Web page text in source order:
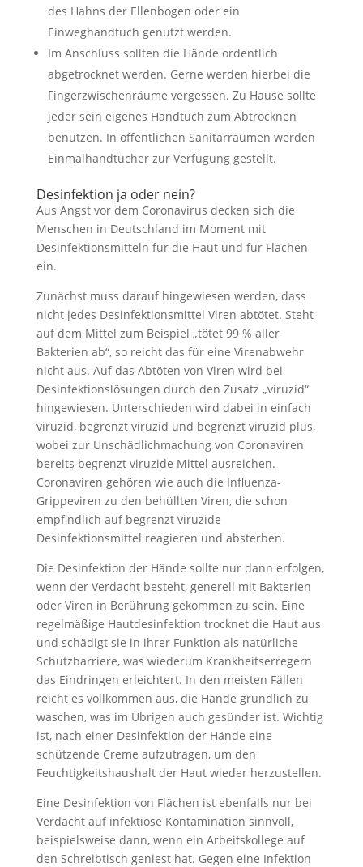
des Hahns der Ellenbogen oder ein
Einweghandtuch genutzt werden.
Im Anschluss sollten die Hände ordentlich
abgetrocknet werden. Gerne werden hierbei die
Fingerzwischenräume vergessen. Zu Hause sollte
jeder sein eigenes Handtuch zum Abtrocknen
benutzen. In öffentlichen Sanitärräumen werden
Einmalhandtücher zur Verfügung gestellt.
Desinfektion ja oder nein?
Aus Angst vor dem Coronavirus decken sich die
Menschen in Deutschland im Moment mit
Desinfektionsmitteln für die Haut und für Flächen
ein.
Zunächst muss darauf hingewiesen werden, dass
nicht jedes Desinfektionsmittel Viren abtötet. Steht
auf dem Mittel zum Beispiel „tötet 99 % aller
Bakterien ab“, so reicht das für eine Virenabwehr
nicht aus. Auf das Abtöten von Viren wird bei
Desinfektionslösungen durch den Zusatz „viruzid“
hingewiesen. Unterschieden wird dabei in einfach
viruzid, begrenzt viruzid und begrenzt viruzid plus,
wobei zur Unschädlichmachung von Coronaviren
bereits begrenzt viruzide Mittel ausreichen.
Coronaviren gehören wie auch die Influenza-
Grippeviren zu den behüllten Viren, die schon
empfindlich auf begrenzt viruzide
Desinfektionsmittel reagieren und absterben.
Die Desinfektion der Hände sollte nur dann erfolgen,
wenn der Verdacht besteht, generell mit Bakterien
oder Viren in Berührung gekommen zu sein. Eine
regelmäßige Hautdesinfektion trocknet die Haut aus
und schädigt sie in ihrer Funktion als natürliche
Schutzbarriere, was wiederum Krankheitserregern
das Eindringen erleichtert. In den meisten Fällen
reicht es vollkommen aus, die Hände gründlich zu
waschen, was im Übrigen auch gesünder ist. Wichtig
ist, nach einer Desinfektion der Hände eine
schützende Creme aufzutragen, um den
Feuchtigkeitshaushalt der Haut wieder herzustellen.
Eine Desinfektion von Flächen ist ebenfalls nur bei
Verdacht auf infektiöse Kontamination sinnvoll,
beispielsweise dann, wenn ein Arbeitskollege auf
den Schreibtisch geniest hat. Gegen eine Infektion